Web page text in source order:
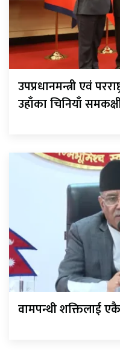
उपप्रधानमन्त्री एवं
उहाँका चिनियाँ
वामपन्थी शक्तिलाई